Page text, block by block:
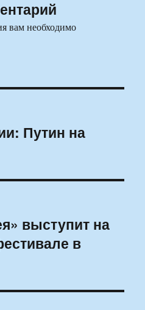
вам необходимо
Путин на
выступит на
в